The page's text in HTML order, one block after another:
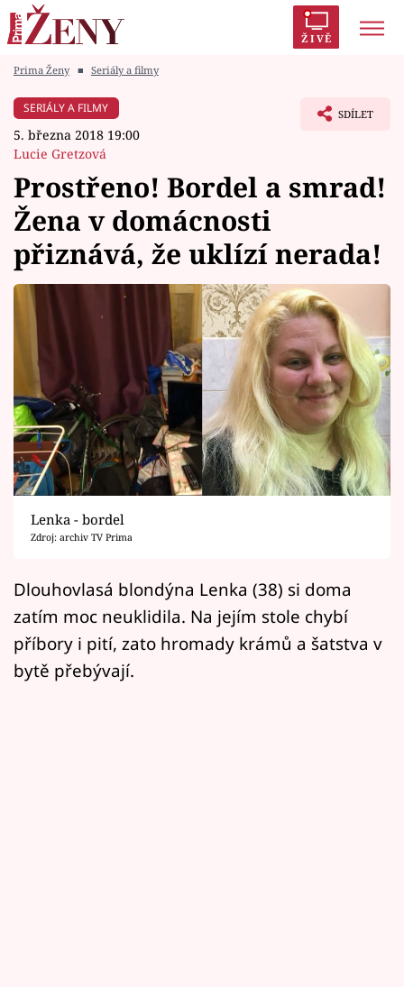
ŽIVĚ
Módní alarm
Témata
Celebrity
Vztahy
Seriály
Horoskopy
Sledujte prima+
Filmový festival Karlovy Vary
Pořady
Mámy sobě
Přihlášení
Prima Ženy ■ Seriály a filmy
SERIÁLY A FILMY
5. března 2018 19:00
Lucie Gretzová
SDÍLET
Prostřeno! Bordel a smrad!
Žena v domácnosti
přiznává, že uklízí nerada!
Lenka - bordel
Zdroj: archiv TV Prima
Dlouhovlasá blondýna Lenka (38) si doma
zatím moc neuklidila. Na jejím stole chybí
příbory i pití, zato hromady krámů a šatstva v
bytě přebývají.